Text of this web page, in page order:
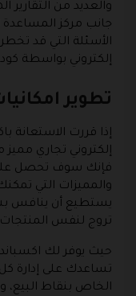
والعديد من التقارير
جانب مركز المساعدة
الأسئلة التي قد
إلكتروني بواسطة
تطوير
إذا قررت الاستعانة
إلكتروني تجاري
فإنك سوف تحصل
والمميزات التي
يستطيع أن ينافس
تروج لنفس
حيث يوفر لك
تساعدك على إدارة
الخاص بنقاط البيع،